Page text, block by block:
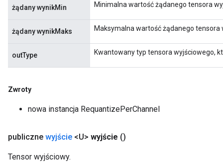
żądany wynikMin Minimalna wartość żądanego tensora
żądany wynikMaks Maksymalna wartość żądanego tensora
outType Kwantowany typ tensora wyjściowego,
Zwroty
nowa instancja RequantizePerChannel
publiczne wyjście <U> wyjście ()
Tensor wyjściowy.